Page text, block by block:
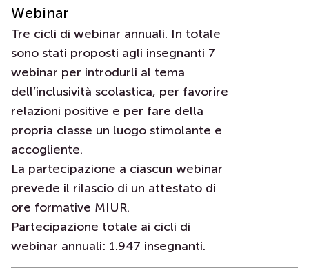
Clienti
Metodo
Contatti
Webinar
Tre cicli di webinar annuali. In totale
sono stati proposti agli insegnanti 7
webinar per introdurli al tema
dell’inclusività scolastica, per favorire
relazioni positive e per fare della
propria classe un luogo stimolante e
accogliente.
La partecipazione a ciascun webinar
prevede il rilascio di un attestato di
ore formative MIUR.
Partecipazione totale ai cicli di
webinar annuali: 1.947 insegnanti.